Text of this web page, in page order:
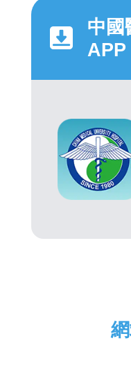
中國
APP